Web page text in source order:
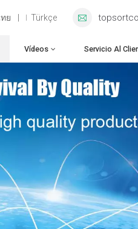
ย Türkçe
Vídeos Servicio Al